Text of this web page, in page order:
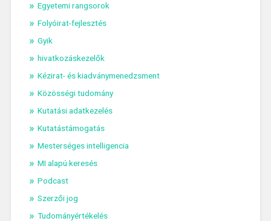
Egyetemi rangsorok
Folyóirat-fejlesztés
Gyik
hivatkozáskezelők
Kézirat- és kiadványmenedzsment
Közösségi tudomány
Kutatási adatkezelés
Kutatástámogatás
Mesterséges intelligencia
MI alapú keresés
Podcast
Szerzői jog
Tudományértékelés